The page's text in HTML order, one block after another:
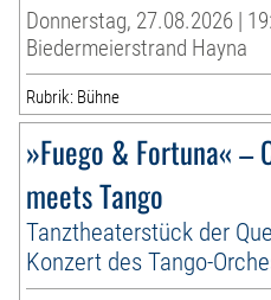
Donnerstag, 27.08.2026 |
Biedermeierstrand Hayna
Rubrik: Bühne
»Fuego & Fortuna« –
meets Tango
Tanztheaterstück der
Konzert des Tango-